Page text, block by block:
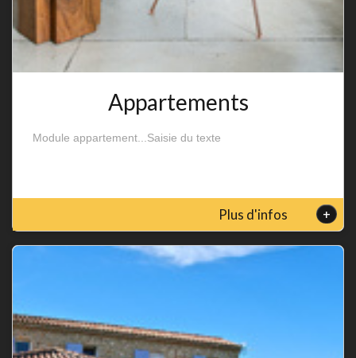
Appartements
Module appartement...Saisie du texte
Plus d'infos +